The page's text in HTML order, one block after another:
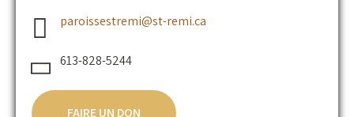
paroissestremi@st-remi.ca
613-828-5244
FAIRE UN DON